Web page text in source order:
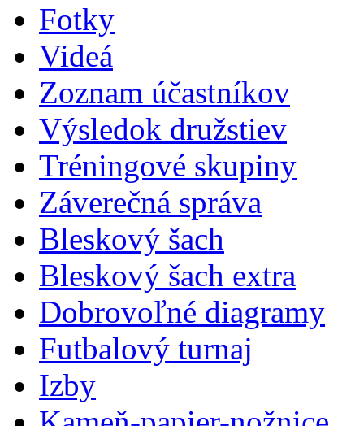
Fotky
Videá
Zoznam účastníkov
Výsledok družstiev
Tréningové skupiny
Záverečná správa
Bleskový šach
Bleskový šach extra
Dobrovoľné diagramy
Futbalový turnaj
Izby